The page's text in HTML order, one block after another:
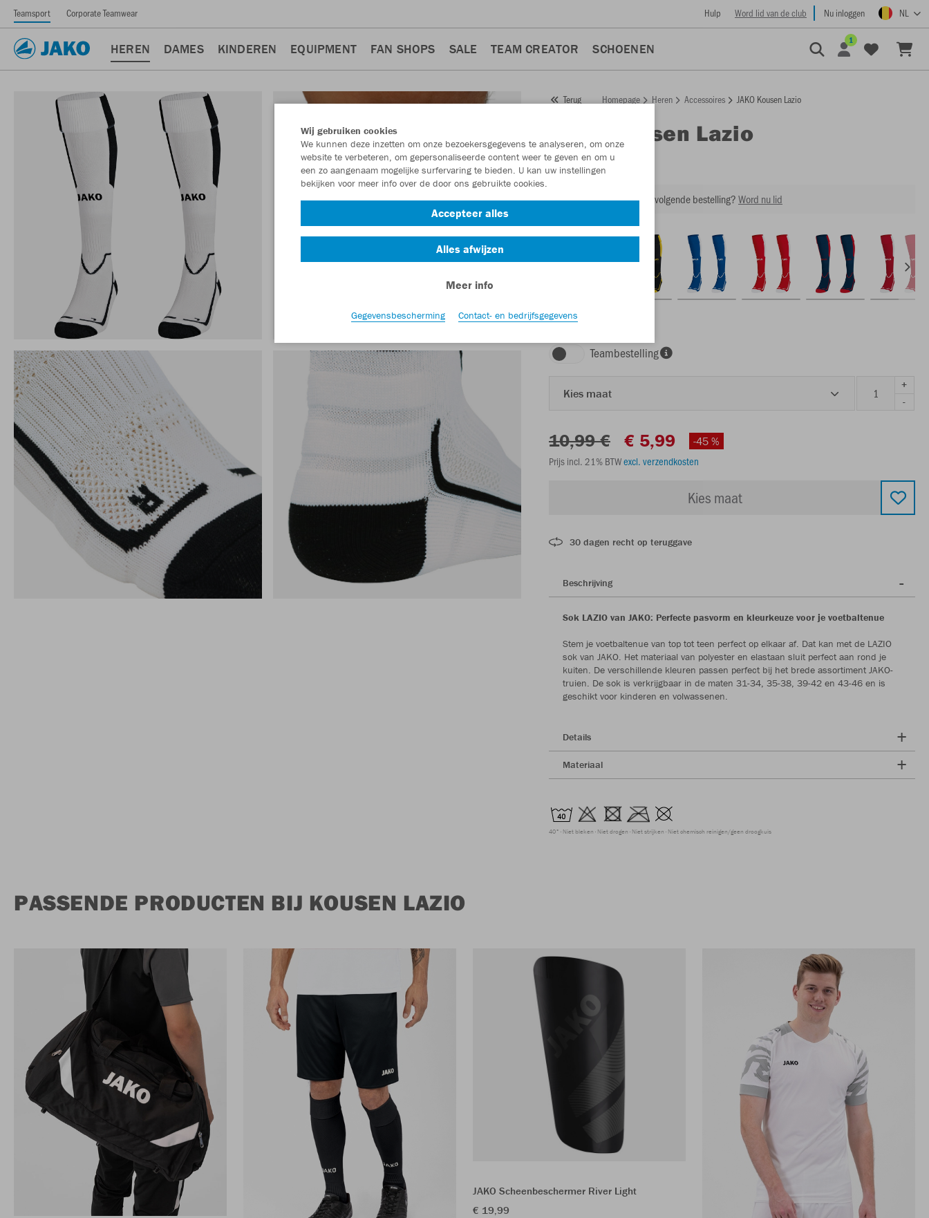
Teamsport Corporate Teamwear Hulp Word lid van de club Nu inloggen NL
HEREN DAMES KINDEREN EQUIPMENT FAN SHOPS SALE TEAM CREATOR SCHOENEN
1
Terug Homepage Heren Accessoires JAKO Kousen Lazio
Kousen Lazio
Artikelnummer:
Zin in 30% korting op je volgende bestelling?Word nu lid
wit/zwart
Teambestelling
Kies maat
+
-
10,99 € € 5,99
-45 %
Prijs incl. 21% BTWexcl. verzendkosten
Kies maat
30 dagen recht op teruggave
Beschrijving
Sok LAZIO van JAKO: Perfecte pasvorm en kleurkeuze voor je voetbaltenue
Stem je voetbaltenue van top tot teen perfect op elkaar af. Dat kan met de LAZIO
sok van JAKO. Het materiaal van polyester en elastaan sluit perfect aan rond je
kuiten. De verschillende kleuren passen perfect bij het brede assortiment JAKO-
truien. De sok is verkrijgbaar in de maten 31-34, 35-38, 39-42 en 43-46 en is
geschikt voor kinderen en volwassenen.
Details
Materiaal
40° Niet bleken Niet drogen Niet strijken Niet chemisch reinigen/geen droogkuis
PASSENDE PRODUCTEN BIJ KOUSEN LAZIO
JAKO Scheenbeschermer River Light
€ 19,99
Wij gebruiken cookies
We kunnen deze inzetten om onze bezoekersgegevens te analyseren, om onze
website te verbeteren, om gepersonaliseerde content weer te geven en om u
een zo aangenaam mogelijke surfervaring te bieden. U kan uw instellingen
bekijken voor meer info over de door ons gebruikte cookies.
Accepteer alles
Alles afwijzen
Meer info
Gegevensbescherming Contact- en bedrijfsgegevens